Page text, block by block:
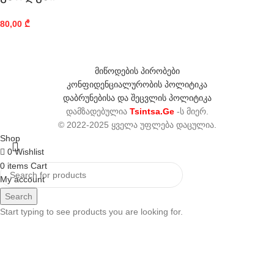
80,00 ₾
მიწოდების პირობები
კონფიდენციალურობის პოლიტიკა
დაბრუნებისა და შეცვლის პოლიტიკა
დამზადებულია Tsintsa.Ge -ს მიერ.
© 2022-2025 ყველა უფლება დაცულია.
Search
Start typing to see products you are looking for.
Shop
0Wishlist
0items Cart
My account